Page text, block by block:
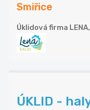
Smiřice
Úklidová firma
ÚKLID -